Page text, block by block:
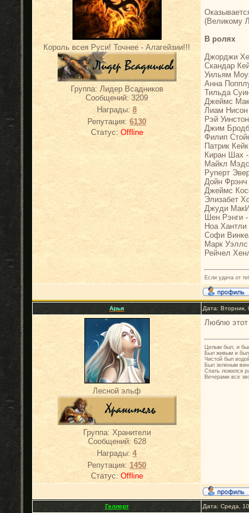
Король всея Руси! Точнее - Алагейзии!!!
Группа: Лидер Всадников
Сообщений: 3209
Награды: 8
Репутация: 6130
Статус: Offline
(Великому
В ролях
Джорджи
Скандар
Уильям
Анна
Тильда
Джеймс
Лиам Нисон
Рэй
Джим
Филип
Патрик
Киран Шах -
Майкл
Руперт
Дойн Фрэнч
Джеймс
Элизабет
Джуди
Шен Рэнги
Ноа Хантли
Софи
Марк
Рейчел
Если удача от
Арья Дата:
Лесной эльф
Группа: Хранители
Сообщений: 628
Награды: 4
Репутация:1450
Статус: Offline
Люблю
Целым был, и
Был живым и был
Чистой был
Был зеленым
Спать ложился
Вечерами все
Геллерт Дата: Среда,